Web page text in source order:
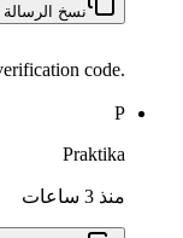
نسخ الرسالة
code.
P
Praktika
منذ 3 ساعات